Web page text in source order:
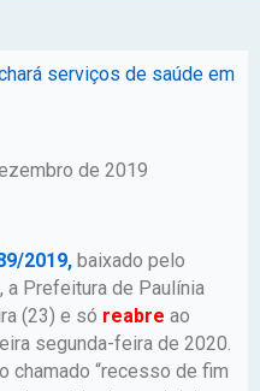
serviços de saúde em
de 2019
2019, baixado pelo
a Prefeitura de Paulínia
(23) e só reabre ao
segunda-feira de 2020.
chamado “recesso de fim